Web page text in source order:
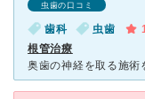
虫歯の口コミ
歯科 虫歯
根管治療